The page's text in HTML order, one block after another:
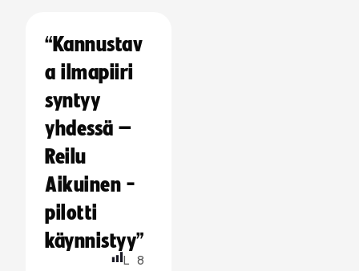
“Kannustav
a ilmapiiri
syntyy
yhdessä –
Reilu
Aikuinen -
pilotti
käynnistyy”
L 8